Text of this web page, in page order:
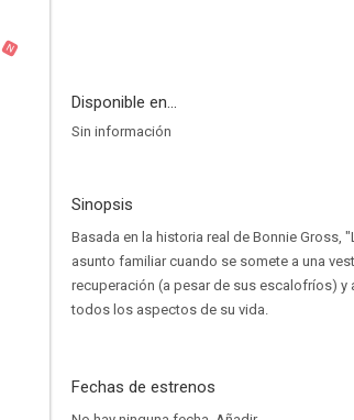
N
Disponible en...
Sin información
Sinopsis
Basada en la historia real de Bonnie Gross,
asunto familiar cuando se somete a una
recuperación (a pesar de sus escalofríos)
todos los aspectos de su vida.
Fechas de estrenos